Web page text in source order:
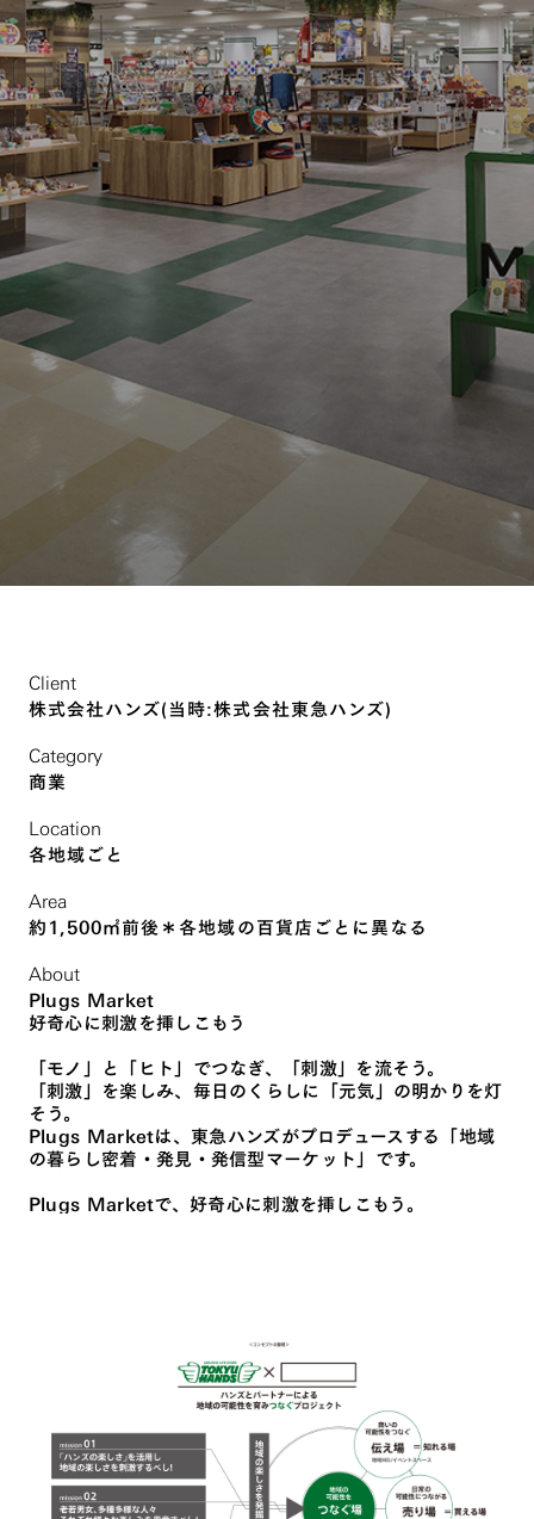
Client
株式会社ハンズ(当時:株式会社東急ハンズ)
Category
商業
Location
各地域ごと
Area
約1,500㎡前後＊各地域の百貨店ごとに異なる
About
Plugs Market
好奇心に刺激を挿しこもう
「モノ」と「ヒト」でつなぎ、「刺激」を流そう。
「刺激」を楽しみ、毎日のくらしに「元気」の明かりを灯
そう。
Plugs Marketは、東急ハンズがプロデュースする「地域
の暮らし密着・発見・発信型マーケット」です。
Plugs Marketで、好奇心に刺激を挿しこもう。